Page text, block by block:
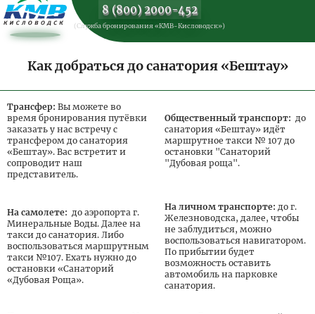
Заезд в периоде 16.11.2026 - 29.12.2026
Цена
основного
Цена доп.
Цена за
осн.
Специализированная
программа
Оздоровительная
программа 4 235
Многопрофильная
программа
7 700 5 290
8 (800) 2000-452
(Служба бронирования «КМВ-Кисловодск»)
Как добраться до санатория «Бештау»
Трансфер: Вы можете во
время бронирования путёвки
заказать у нас встречу с
трансфером до санатория
«Бештау». Вас встретит и
сопроводит наш
представитель.
Общественный транспорт: до
санатория «Бештау» идёт
маршрутное такси № 107 до
остановки "Санаторий
"Дубовая роща".
На самолете: до аэропорта г.
Минеральные Воды. Далее на
такси до санатория. Либо
воспользоваться маршрутным
такси №107. Ехать нужно до
остановки «Санаторий
«Дубовая Роща».
На личном транспорте: до г.
Железноводска, далее, чтобы
не заблудиться, можно
воспользоваться навигатором.
По прибытии будет
возможность оставить
автомобиль на парковке
санатория.